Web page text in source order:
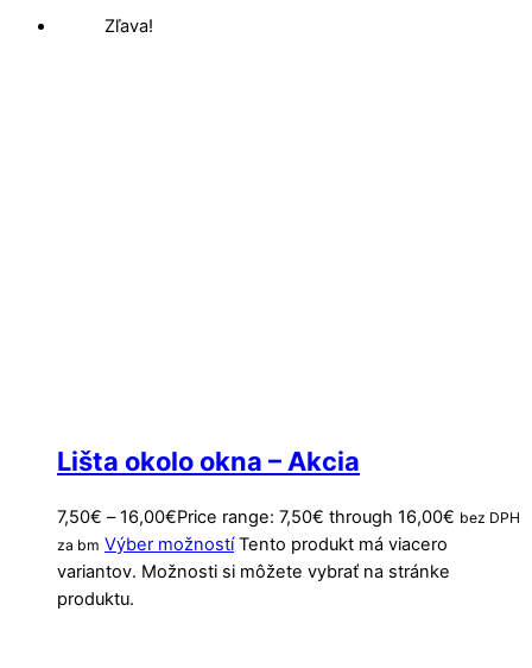
Zľava!
Lišta okolo okna – Akcia
7,50€ – 16,00€Price range: 7,50€ through 16,00€ bez DPH
za bm Výber možností Tento produkt má viacero
variantov. Možnosti si môžete vybrať na stránke
produktu.